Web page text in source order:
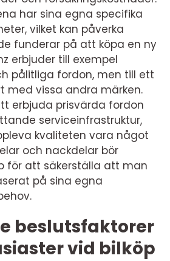
har sina egna specifika
vilket kan påverka
funderar på att köpa en ny
erbjuder till exempel
pålitliga fordon, men till ett
med vissa andra märken.
erbjuda prisvärda fordon
serviceinfrastruktur,
kvaliteten vara något
och nackdelar bör
för att säkerställa att man
på sina egna
beslutsfaktorer
vid bilköp